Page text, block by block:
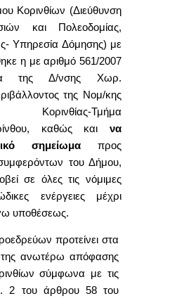
Κορινθίων (Διεύθυνση
και Πολεοδομίας,
Υπηρεσία Δόμησης) με
η με αριθμό 561/2007
της Δ/νσης Χωρ.
της Νομ/κης
Κορινθίας-Τμήμα
καθώς και να
σημείωμαπρος
του Δήμου,
σε όλες τις νόμιμες
ενέργειες μέχρι
υποθέσεως.
προτείνει στα
της ανωτέρω απόφασης
σύμφωνα με τις
2 του άρθρου 58 του